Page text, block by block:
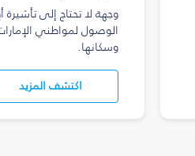
وجهة لا تحتاج إلى تأشيرة
الوصول لمواطني الإمارات
وسكانها.
اكتشف المزيد